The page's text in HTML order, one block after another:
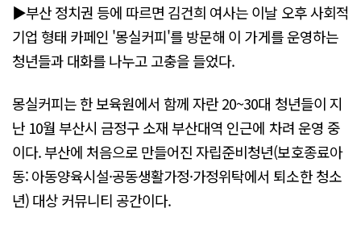
▶부산 정치권 등에 따르면 김건희 여사는 이날 오후 사회적
기업 형태 카페인 '몽실커피'를 방문해 이 가게를 운영하는
청년들과 대화를 나누고 고충을 들었다.
몽실커피는 한 보육원에서 함께 자란 20~30대 청년들이 지
난 10월 부산시 금정구 소재 부산대역 인근에 차려 운영 중
이다. 부산에 처음으로 만들어진 자립준비청년(보호종료아
동: 아동양육시설·공동생활가정·가정위탁에서 퇴소한 청소
년) 대상 커뮤니티 공간이다.